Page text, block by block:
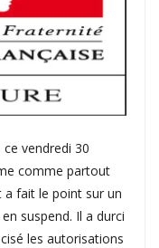
vendredi 30
comme partout
a fait le point sur un
suspend. Il a durci
les autorisations